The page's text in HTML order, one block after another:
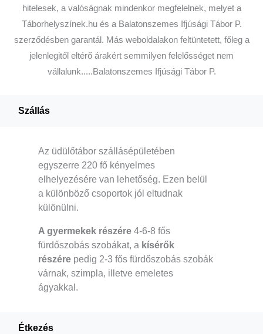
hitelesek, a valóságnak mindenkor megfelelnek, melyet a
Táborhelyszínek.hu és a Balatonszemes Ifjúsági Tábor P.
szerződésben garantál. Más weboldalakon feltüntetett, főleg a
jelenlegitől eltérő árakért semmilyen felelősséget nem
vállalunk.....Balatonszemes Ifjúsági Tábor P.
Szállás
Az üdülőtábor szállásépületében
egyszerre 220 fő kényelmes
elhelyezésére van lehetőség. Ezen belül
a különböző csoportok jól eltudnak
különülni.
A gyermekek részére 4-6-8 fős
fürdőszobás szobákat, a kísérők
részére pedig 2-3 fős fürdőszobás szobák
várnak, szimpla, illetve emeletes
ágyakkal.
Étkezés